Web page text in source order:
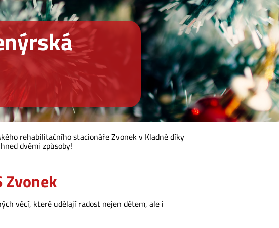
rehabilitačního stacionáře Zvonek v Kladně díky
dvěmi způsoby!
Zvonek
věcí, které udělají radost nejen dětem, ale i